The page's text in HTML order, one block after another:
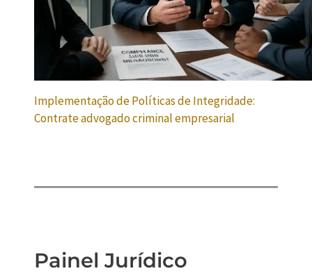
Implementação de Políticas de Integridade:
Contrate advogado criminal empresarial
Painel Jurídico